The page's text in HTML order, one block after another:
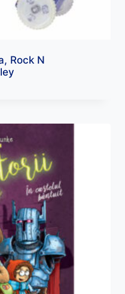
Rock N